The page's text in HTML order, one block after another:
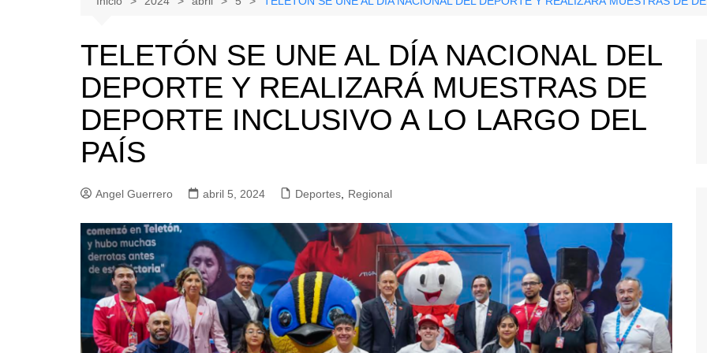
Tenis
Boxeo
Gimnasia
Licantén
Rauco
Sagrada Familia
TELETÓN SE UNE AL DÍA NACIONAL DEL
DEPORTE Y REALIZARÁ MUESTRAS DE
DEPORTE INCLUSIVO A LO LARGO DEL
PAÍS
Angel Guerrero abril 5, 2024 Deportes, Regional